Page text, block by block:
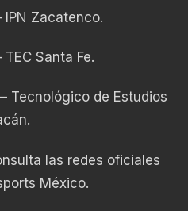
Zacatenco.
Santa Fe.
Tecnológico de Estudios
las redes oficiales
México.